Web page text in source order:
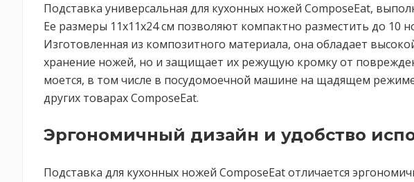
Подставка универсальная для кухонных ножей ComposeEat,
Ее размеры 11х11х24 см позволяют компактно разместить до
Изготовленная из композитного материала, она обладает
хранение ножей, но и защищает их режущую кромку от
моется, в том числе в посудомоечной машине на щадящем
других товарах ComposeEat.
Эргономичный дизайн и удобство
Подставка для кухонных ножей ComposeEat отличается